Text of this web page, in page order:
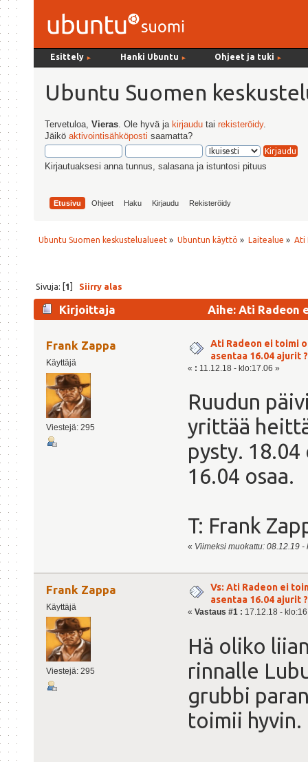
Esittely ► Hanki Ubuntu ► Ohjeet ja tuki ►
Ubuntu Suomen
Tervetuloa,Vieras . Ole hyvä ja kirjaudu tairekisteröidy.
Jäiköaktivointisähköposti saamatta?
Kirjautuaksesi anna tunnus, salasana ja istuntosi pituus
Etusivu Ohjeet Haku Kirjaudu Rekisteröidy
Ubuntu Suomen keskustelualueet » Ubuntun käyttö » Laitealue » Ati
Sivuja: [1] Siirry alas
Kirjoittaja
Aihe: Ati Radeon
Frank Zappa
Käyttäjä
Viestejä: 295
Ati Radeon ei toimi
asentaa 16.04 ajurit
« : 11.12.18 - klo:17.06 »
Ruudun
yrittää
pysty. 18.04
16.04 osaa.
T: Frank
« Viimeksi muokattu: 08.12.19
Frank Zappa
Käyttäjä
Viestejä: 295
Vs: Ati Radeon ei
asentaa 16.04 ajurit ?
« Vastaus #1 : 17.12.18 -
Hä oliko
rinnalle
grubbi
toimii hyvin.